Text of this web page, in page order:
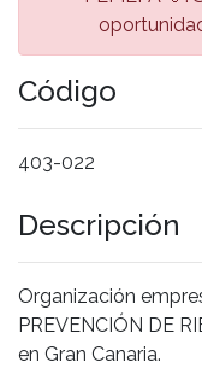
Código
403-022
Descripción
Organización
PREVENCIÓN DE
en Gran Canaria.